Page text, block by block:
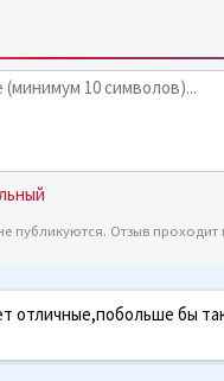
публикуются. Отзыв
отличные,побольше бы